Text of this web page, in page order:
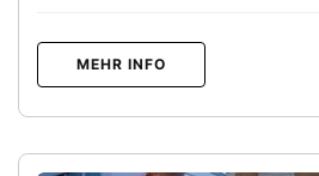
MEHR INFO